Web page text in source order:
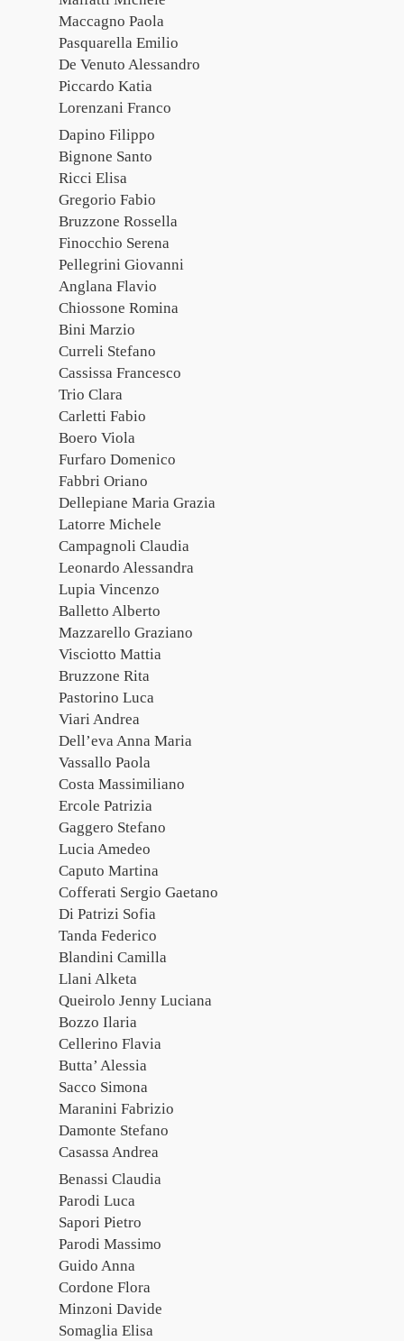
Maccagno Paola
Pasquarella Emilio
De Venuto Alessandro
Piccardo Katia
Lorenzani Franco
Dapino Filippo
Bignone Santo
Ricci Elisa
Gregorio Fabio
Bruzzone Rossella
Finocchio Serena
Pellegrini Giovanni
Anglana Flavio
Chiossone Romina
Bini Marzio
Curreli Stefano
Cassissa Francesco
Trio Clara
Carletti Fabio
Boero Viola
Furfaro Domenico
Fabbri Oriano
Dellepiane Maria Grazia
Latorre Michele
Campagnoli Claudia
Leonardo Alessandra
Lupia Vincenzo
Balletto Alberto
Mazzarello Graziano
Visciotto Mattia
Bruzzone Rita
Pastorino Luca
Viari Andrea
Dell’eva Anna Maria
Vassallo Paola
Costa Massimiliano
Ercole Patrizia
Gaggero Stefano
Lucia Amedeo
Caputo Martina
Cofferati Sergio Gaetano
Di Patrizi Sofia
Tanda Federico
Blandini Camilla
Llani Alketa
Queirolo Jenny Luciana
Bozzo Ilaria
Cellerino Flavia
Butta’ Alessia
Sacco Simona
Maranini Fabrizio
Damonte Stefano
Casassa Andrea
Benassi Claudia
Parodi Luca
Sapori Pietro
Parodi Massimo
Guido Anna
Cordone Flora
Minzoni Davide
Somaglia Elisa